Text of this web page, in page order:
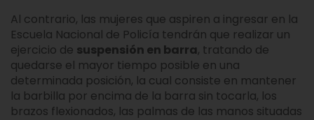
Al contrario, las mujeres que aspiren a ingresar en la
Escuela Nacional de Policía tendrán que realizar un
ejercicio de suspensión en barra, tratando de
quedarse el mayor tiempo posible en una
determinada posición, la cual consiste en mantener
la barbilla por encima de la barra sin tocarla, los
brazos flexionados, las palmas de las manos situadas